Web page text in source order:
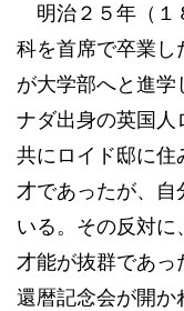
明治２５年（１
科を首席で卒業し
が大学部へと進学
ナダ出身の英国人
共にロイド邸に住
才であったが、自
いる。その反対
才能が抜群であ
還暦記念会が開か